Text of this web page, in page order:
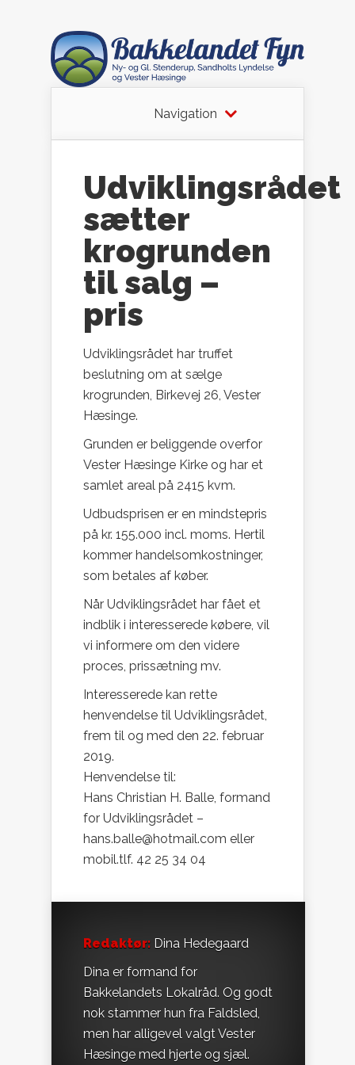
Navigation
Udviklingsrådet
sætter
krogrunden
til salg –
pris
Udviklingsrådet har truffet
beslutning om at sælge
krogrunden, Birkevej 26, Vester
Hæsinge.
Grunden er beliggende overfor
Vester Hæsinge Kirke og har et
samlet areal på 2415 kvm.
Udbudsprisen er en mindstepris
på kr. 155.000 incl. moms. Hertil
kommer handelsomkostninger,
som betales af køber.
Når Udviklingsrådet har fået et
indblik i interesserede købere, vil
vi informere om den videre
proces, prissætning mv.
Interesserede kan rette
henvendelse til Udviklingsrådet,
frem til og med den 22. februar
2019.
Henvendelse til:
Hans Christian H. Balle, formand
for Udviklingsrådet –
hans.balle@hotmail.com eller
mobil.tlf. 42 25 34 04
Redaktør: Dina Hedegaard
Dina er formand for
Bakkelandets Lokalråd. Og godt
nok stammer hun fra Faldsled,
men har alligevel valgt Vester
Hæsinge med hjerte og sjæl.